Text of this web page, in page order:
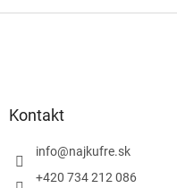
Kontakt
info@najkufre.sk
+420 734 212 086